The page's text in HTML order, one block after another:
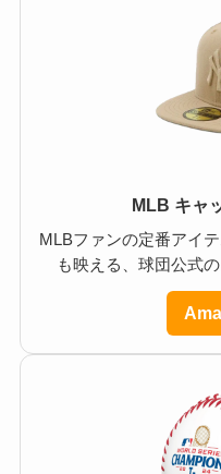
MLB キャ
MLBファンの定番アイ
も映える、球団公式